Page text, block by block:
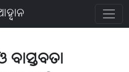
ବାସ୍ତବତା